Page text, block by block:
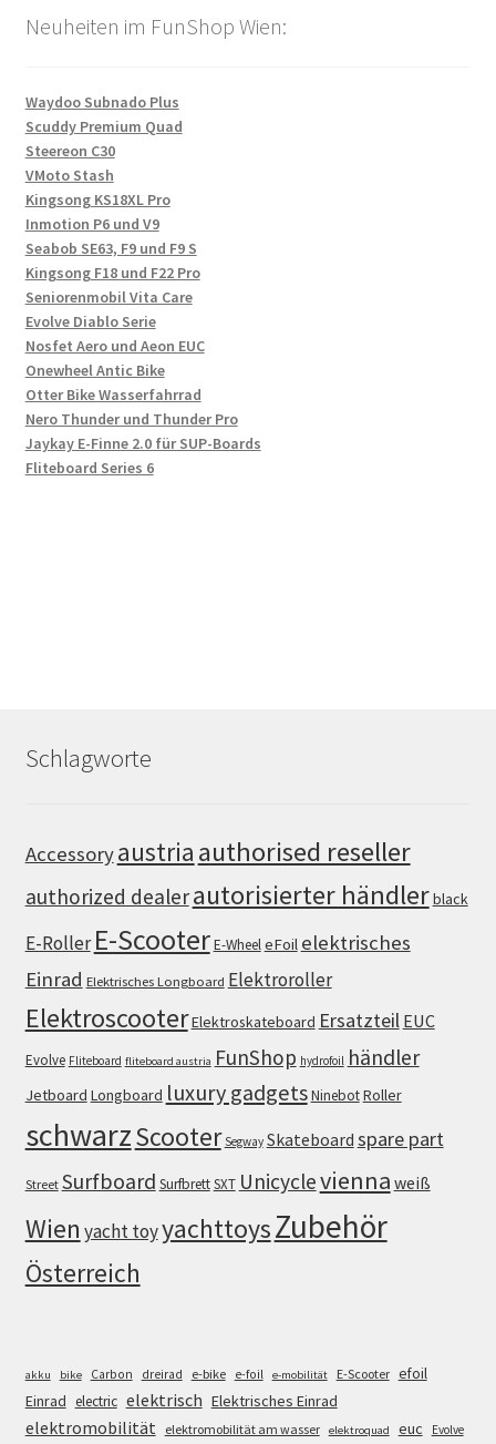
Neuheiten im FunShop Wien:
Waydoo Subnado Plus
Scuddy Premium Quad
Steereon C30
VMoto Stash
Kingsong KS18XL Pro
Inmotion P6 und V9
Seabob SE63, F9 und F9 S
Kingsong F18 und F22 Pro
Seniorenmobil Vita Care
Evolve Diablo Serie
Nosfet Aero und Aeon EUC
Onewheel Antic Bike
Otter Bike Wasserfahrrad
Nero Thunder und Thunder Pro
Jaykay E-Finne 2.0 für SUP-Boards
Fliteboard Series 6
Schlagworte
Accessoryaustria authorised reseller
authorized dealerautorisierter händlerblack
E-Roller E-ScooterE-WheeleFoil elektrisches
Einrad Elektrisches Longboard Elektroroller
ElektroscooterElektroskateboard Ersatzteil EUC
Evolve Fliteboard fliteboard austria FunShop hydrofoil händler
Jetboard Longboard luxury gadgetsNinebotRoller
schwarzScooter Segway Skateboard spare part
Street Surfboard SurfbrettSXT Unicyclevienna weiß
Wien yacht toyyachttoysZubehör
Österreich
akku bike Carbon dreirad e-bike e-foil e-mobilität E-Scooter efoil
Einrad electric elektrisch Elektrisches Einrad
elektromobilität elektromobilität am wasser elektroquad euc
Evolve